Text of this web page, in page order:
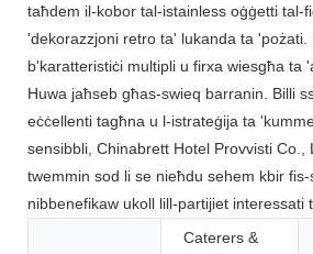
taħdem il-kobor tal-istainless oġġetti tal-
'dekorazzjoni retro ta' lukanda ta
b'karatteristiċi multipli u firxa wiesgħa ta
Huwa jaħseb għas-swieq barranin. Billi
eċċellenti tagħna u l-istrateġija ta
sensibbli, Chinabrett Hotel Provvisti Co.,
twemmin sod li se nieħdu sehem kbir
nibbenefikaw ukoll lill-partijiet interessati
Caterers &